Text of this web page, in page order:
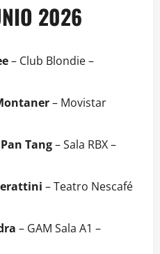
2026
– Club Blondie –
– Movistar
Tang– Sala RBX –
– Teatro Nescafé
– GAM Sala A1 –